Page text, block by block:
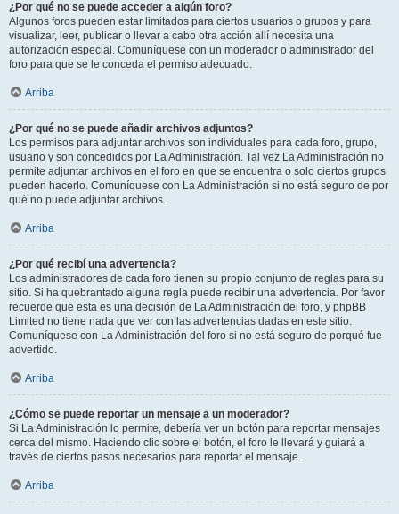
¿Por qué no se puede acceder a algún foro?
Algunos foros pueden estar limitados para ciertos usuarios o grupos y para
visualizar, leer, publicar o llevar a cabo otra acción allí necesita una
autorización especial. Comuníquese con un moderador o administrador del
foro para que se le conceda el permiso adecuado.
Arriba
¿Por qué no se puede añadir archivos adjuntos?
Los permisos para adjuntar archivos son individuales para cada foro, grupo,
usuario y son concedidos por La Administración. Tal vez La Administración no
permite adjuntar archivos en el foro en que se encuentra o solo ciertos grupos
pueden hacerlo. Comuníquese con La Administración si no está seguro de por
qué no puede adjuntar archivos.
Arriba
¿Por qué recibí una advertencia?
Los administradores de cada foro tienen su propio conjunto de reglas para su
sitio. Si ha quebrantado alguna regla puede recibir una advertencia. Por favor
recuerde que esta es una decisión de La Administración del foro, y phpBB
Limited no tiene nada que ver con las advertencias dadas en este sitio.
Comuníquese con La Administración del foro si no está seguro de porqué fue
advertido.
Arriba
¿Cómo se puede reportar un mensaje a un moderador?
Si La Administración lo permite, debería ver un botón para reportar mensajes
cerca del mismo. Haciendo clic sobre el botón, el foro le llevará y guiará a
través de ciertos pasos necesarios para reportar el mensaje.
Arriba